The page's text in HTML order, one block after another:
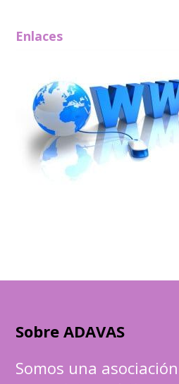
Enlaces
Sobre ADAVAS
Somos una